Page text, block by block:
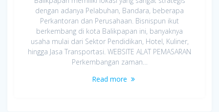
dengan adanya Pelabuhan, Bandara, beberapa
Perkantoran dan Perusahaan. Bisnispun ikut
berkembang di kota Balikpapan ini, banyaknya
usaha mulai dari Sektor Pendidikan, Hotel, Kuliner,
hingga Jasa Transportasi. WEBSITE ALAT PEMASARAN
Perkembangan zaman…
Read more